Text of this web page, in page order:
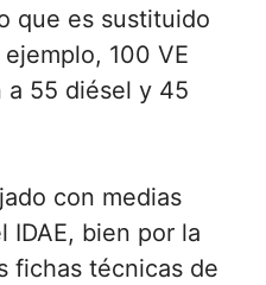
que es sustituido
100 VE
55 diésel y 45
con medias
IDAE, bien por la
fichas técnicas de